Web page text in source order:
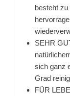
besteht
SEHR
sich ganz
Grad
FÜR